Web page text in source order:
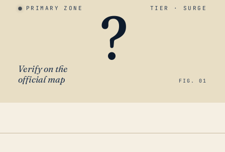
PRIMARY ZONE TIER · SURGE
?
Verify on the
official map
FIG. 01